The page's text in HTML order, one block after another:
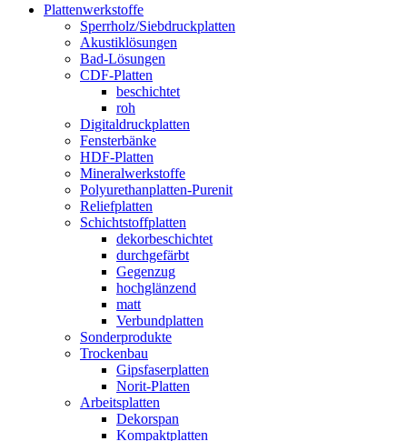
Plattenwerkstoffe
Sperrholz/Siebdruckplatten
Akustiklösungen
Bad-Lösungen
CDF-Platten
beschichtet
roh
Digitaldruckplatten
Fensterbänke
HDF-Platten
Mineralwerkstoffe
Polyurethanplatten-Purenit
Reliefplatten
Schichtstoffplatten
dekorbeschichtet
durchgefärbt
Gegenzug
hochglänzend
matt
Verbundplatten
Sonderprodukte
Trockenbau
Gipsfaserplatten
Norit-Platten
Arbeitsplatten
Dekorspan
Kompaktplatten